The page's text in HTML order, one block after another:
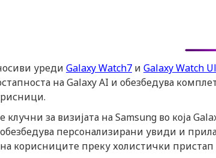
уреди Galaxy Watch7 и Galaxy Watch
на Galaxy AI и обезбедува
за визијата на Samsung во која
персонализирани увиди и
корисниците преку холистички пристап